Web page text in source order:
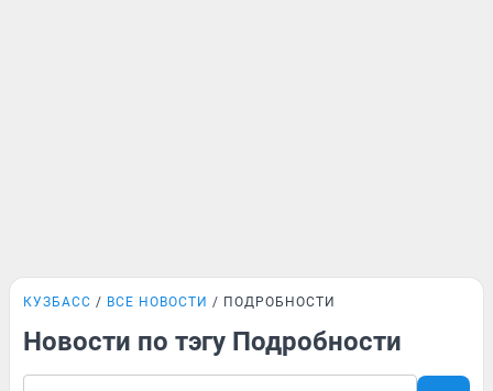
КУЗБАСС ВСЕ НОВОСТИ ПОДРОБНОСТИ
Новости по тэгу Подробности